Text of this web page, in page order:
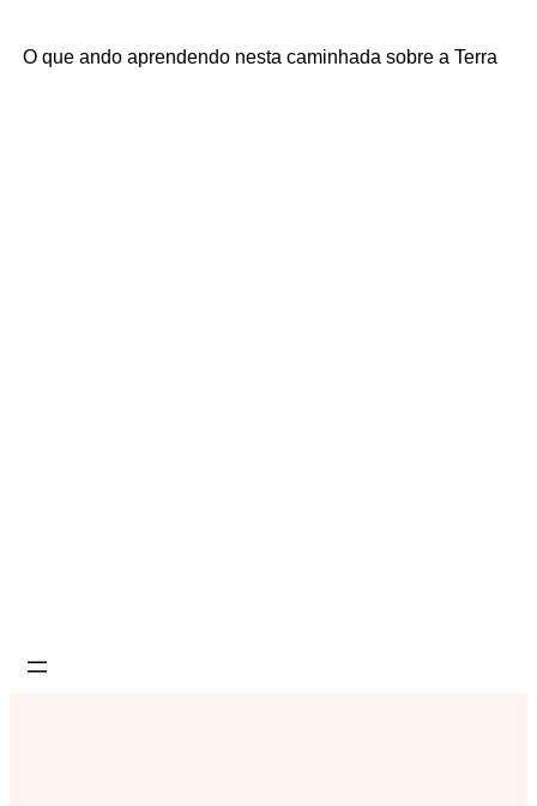
O que ando aprendendo nesta caminhada sobre a Terra